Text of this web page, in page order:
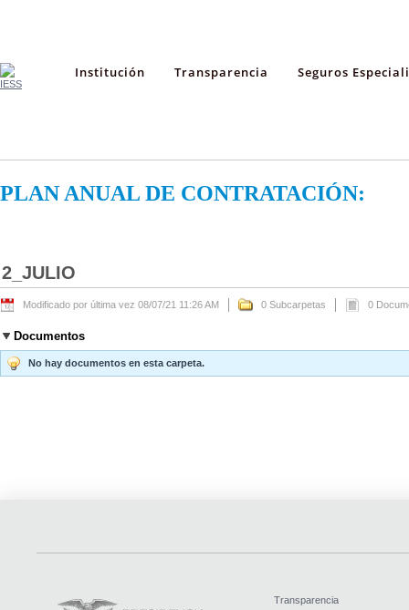
Institución Transparencia Seguros
PLAN ANUAL DE CONTRATACIÓN:
2_JULIO
Modificado por última vez 08/07/21 11:26 AM 0 Subcarpetas 0
Documentos
No hay documentos en esta carpeta.
Transparencia